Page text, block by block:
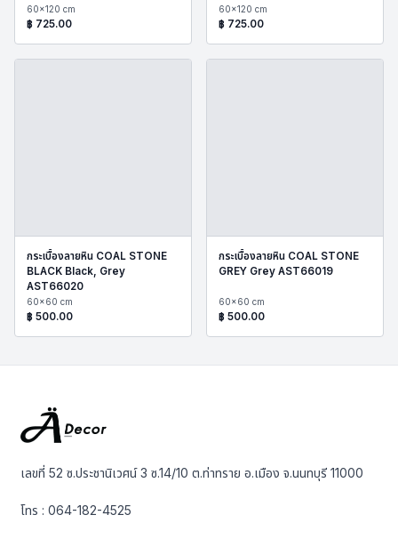
60x120 cm
฿ 725.00
60x120 cm
฿ 725.00
กระเบื้องลายหิน COAL STONE
BLACK Black, Grey
AST66020
60x60 cm
฿ 500.00
กระเบื้องลายหิน COAL STONE
GREY Grey AST66019
60x60 cm
฿ 500.00
เลขที่ 52 ซ.ประชานิเวศน์ 3 ซ.14/10 ต.ท่าทราย อ.เมือง จ.นนทบุรี 11000
โทร :064-182-4525